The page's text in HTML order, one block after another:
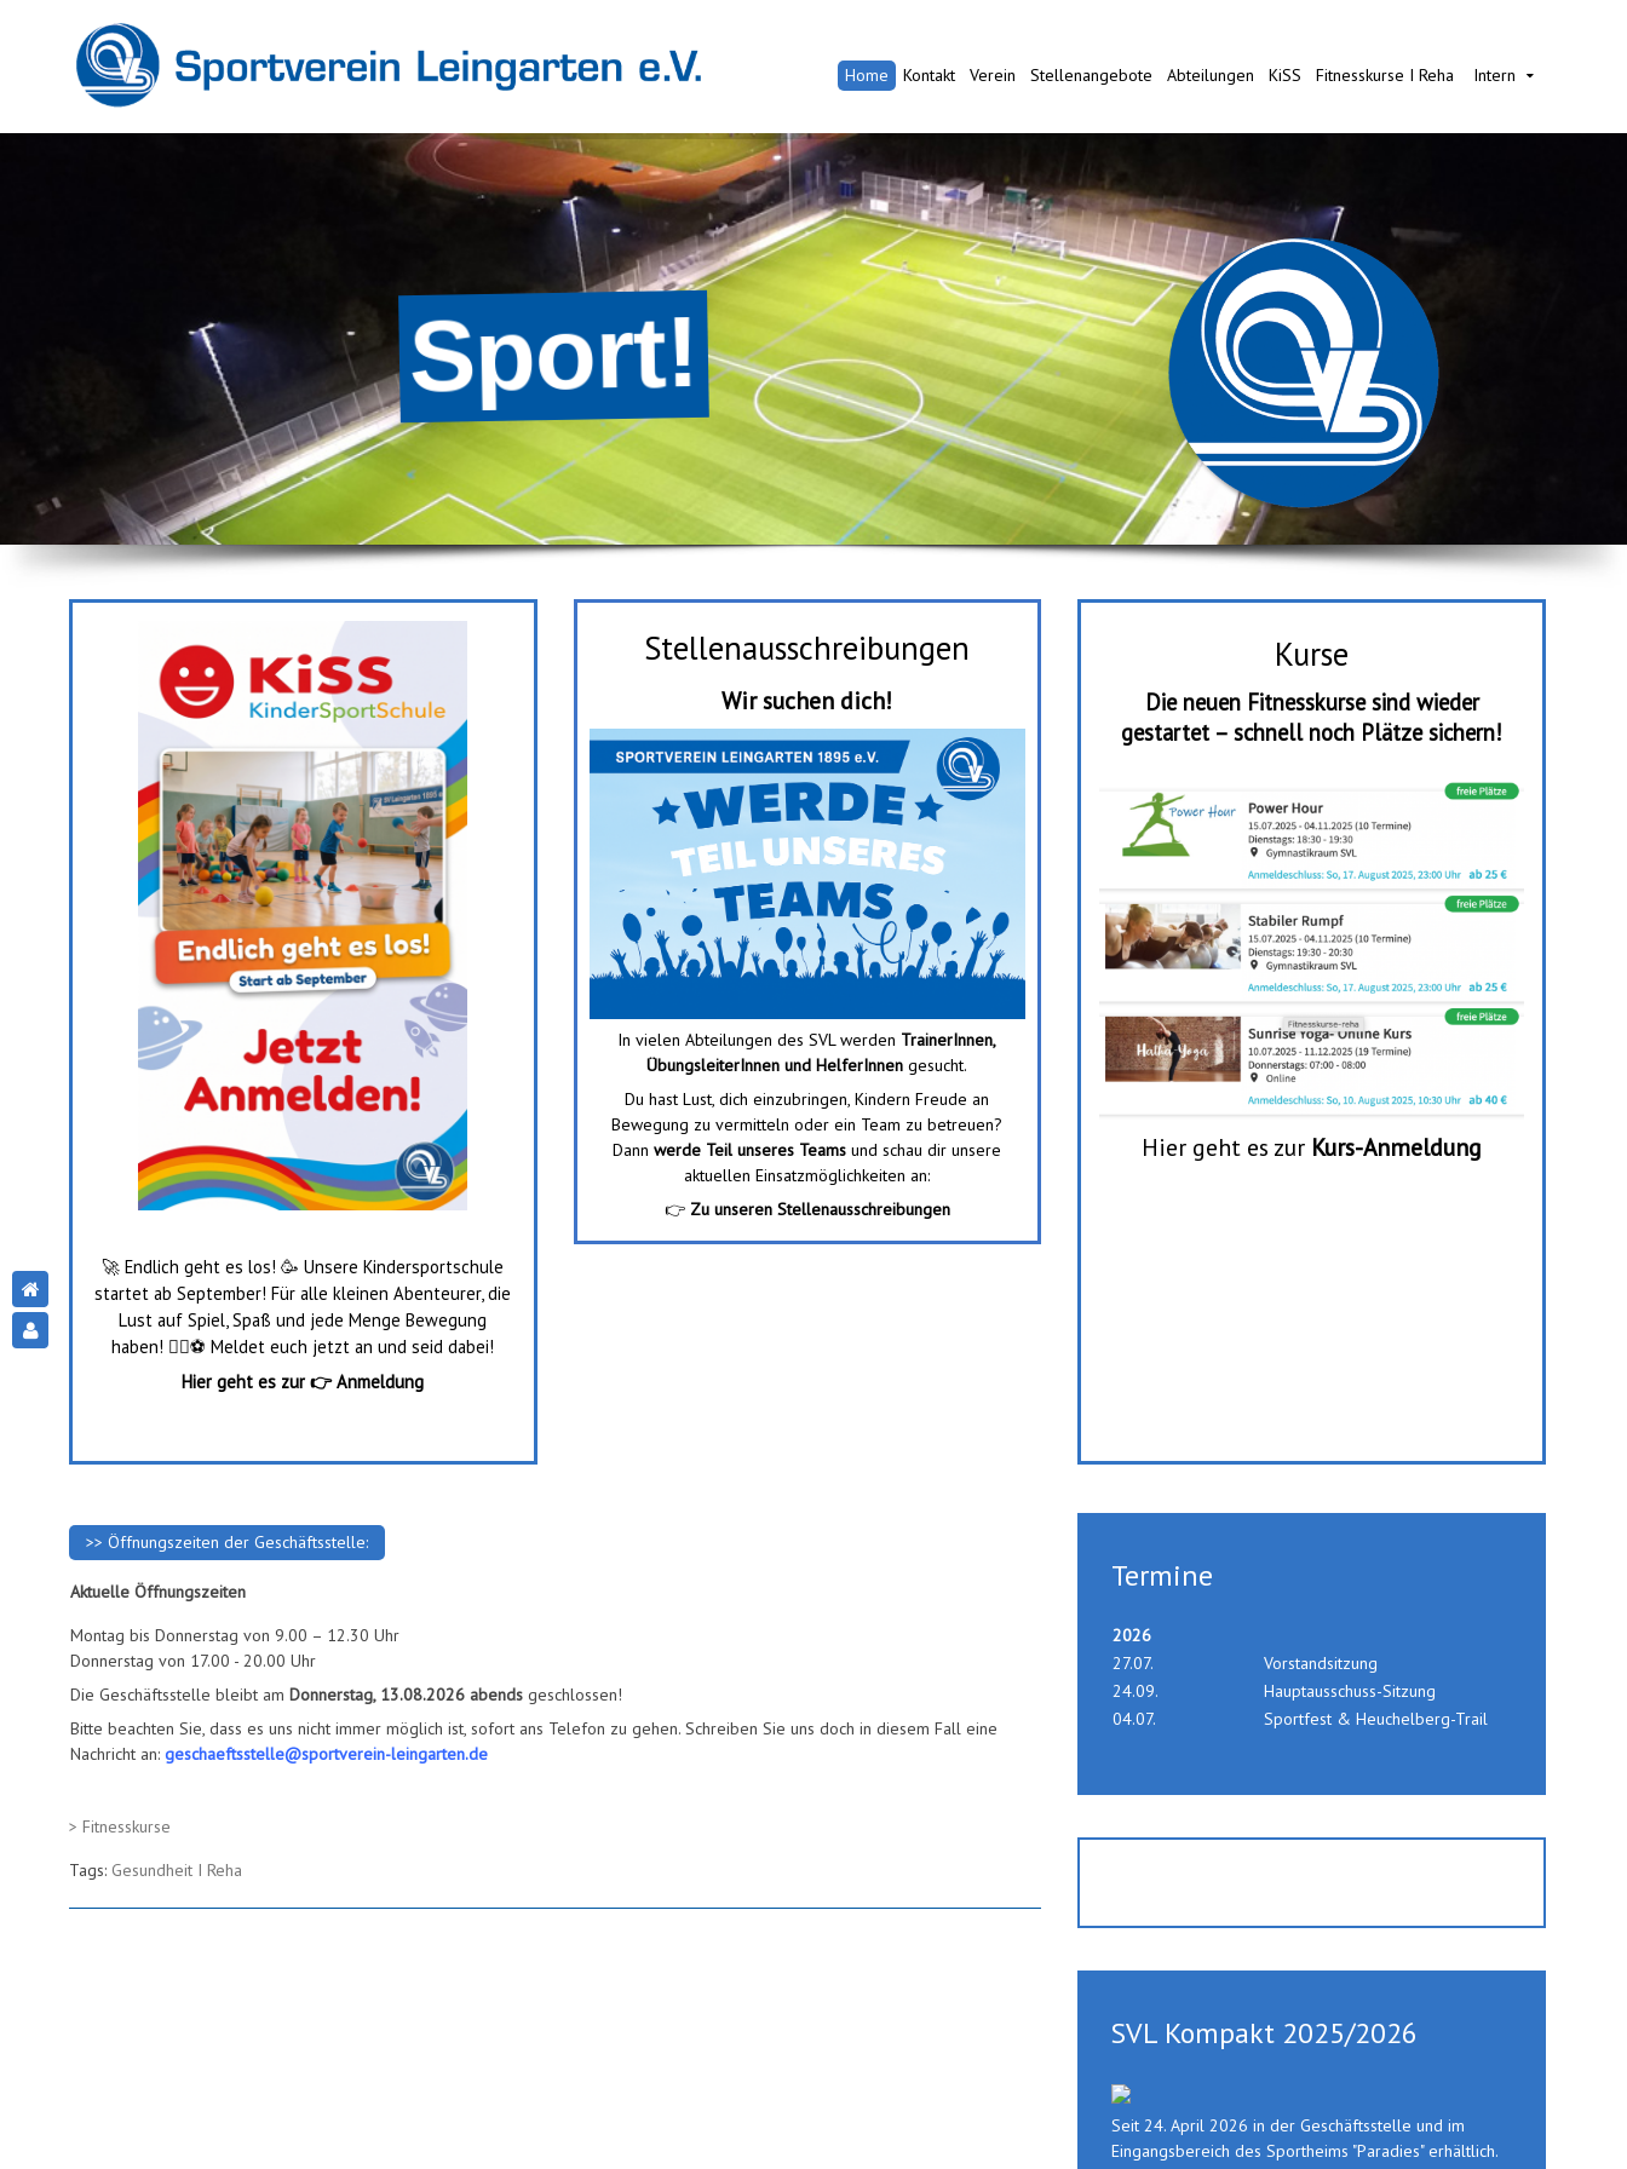
Home Kontakt Verein Stellenangebote Abteilungen KiSS Fitnesskurse I Reha Intern
🚀 Endlich geht es los! 🥳 Unsere Kindersportschule
startet ab September! Für alle kleinen Abenteurer, die
Lust auf Spiel, Spaß und jede Menge Bewegung
haben! 🤸‍♂️⚽️ Meldet euch jetzt an und seid dabei!
Hier geht es zur👉Anmeldung
Stellenausschreibungen
Wir suchen dich!
In vielen Abteilungen des SVL werden TrainerInnen,
ÜbungsleiterInnen und HelferInnengesucht.
Du hast Lust, dich einzubringen, Kindern Freude an
Bewegung zu vermitteln oder ein Team zu betreuen?
Dannwerde Teil unseres Teams und schau dir unsere
aktuellen Einsatzmöglichkeiten an:
👉 Zu unseren Stellenausschreibungen
Kurse
Die neuen Fitnesskurse sind wieder
gestartet – schnell noch Plätze sichern!
Hier geht es zur Kurs-Anmeldung
>> Öffnungszeiten der Geschäftsstelle:
Aktuelle Öffnungszeiten
Montag bis Donnerstag von 9.00 – 12.30 Uhr
Donnerstag von 17.00 - 20.00 Uhr
Die Geschäftsstelle bleibt am Donnerstag, 13.08.2026 abends geschlossen!
Bitte beachten Sie, dass es uns nicht immer möglich ist, sofort ans Telefon zu gehen. Schreiben Sie uns doch in diesem Fall eine
Nachricht an: geschaeftsstelle@sportverein-leingarten.de
> Fitnesskurse
Tags: Gesundheit I Reha
Termine
2026
27.07.
Vorstandsitzung
24.09.
Hauptausschuss-Sitzung
04.07.
Sportfest & Heuchelberg-Trail
SVL Kompakt 2025/2026
Seit 24. April 2026 in der Geschäftsstelle und im
Eingangsbereich des Sportheims "Paradies" erhältlich.